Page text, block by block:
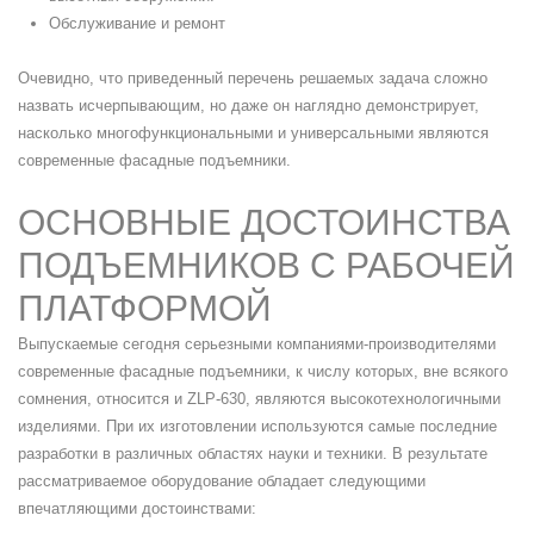
Обслуживание и ремонт
Очевидно, что приведенный перечень решаемых задача сложно
назвать исчерпывающим, но даже он наглядно демонстрирует,
насколько многофункциональными и универсальными являются
современные фасадные подъемники.
ОСНОВНЫЕ ДОСТОИНСТВА
ПОДЪЕМНИКОВ С РАБОЧЕЙ
ПЛАТФОРМОЙ
Выпускаемые сегодня серьезными компаниями-производителями
современные фасадные подъемники, к числу которых, вне всякого
сомнения, относится и ZLP-630, являются высокотехнологичными
изделиями. При их изготовлении используются самые последние
разработки в различных областях науки и техники. В результате
рассматриваемое оборудование обладает следующими
впечатляющими достоинствами: